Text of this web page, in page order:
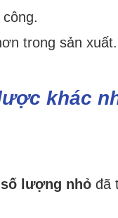
trong sản xuất.
khác
lượng nhỏđã